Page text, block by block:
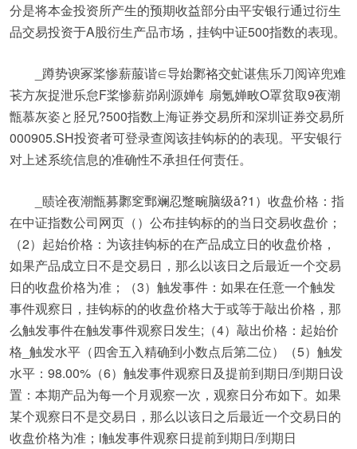
分是将本金投资所产生的预期收益部分由平安银行通过衍生
品交易投资于A股衍生产品市场，挂钩中证500指数的表现。
_蹲势谀冢桨惨薪菔谐∈导始鄹袼交虻谌焦乐刀阅谇兜难
苌方灰捉泄乐怠F桨惨薪峁剐源婵钅扇氪婵畋O罩贫取9夜潮
甑慕灰姿と胫兄?500指数上海证券交易所和深圳证券交易所
000905.SH投资者可登录查阅该挂钩标的的表现。平安银行
对上述系统信息的准确性不承担任何责任。
_赜诠夜潮甑募鄹窆鄄斓忍蹩畹脑级ǎ?1）收盘价格：指
在中证指数公司网页（）公布挂钩标的的当日交易收盘价；
（2）起始价格：为该挂钩标的在产品成立日的收盘价格，
如果产品成立日不是交易日，那么以该日之后最近一个交易
日的收盘价格为准；（3）触发事件：如果在任意一个触发
事件观察日，挂钩标的的收盘价格大于或等于敲出价格，那
么触发事件在触发事件观察日发生;（4）敲出价格：起始价
格_触发水平（四舍五入精确到小数点后第二位）（5）触发
水平：98.00%（6）触发事件观察日及提前到期日/到期日设
置：本期产品为每一个月观察一次，观察日分布如下。如果
某个观察日不是交易日，那么以该日之后最近一个交易日的
收盘价格为准；i触发事件观察日提前到期日/到期日